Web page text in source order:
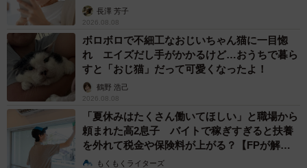
解説】長澤 芳子
2026.08.08
ボロボロで不細工なおじいちゃん猫に一目惚
れ エイズだし手がかかるけど…おうちで暮ら
すと「おじ猫」だって可愛くなったよ！
鶴野 浩己
2026.08.08
「夏休みはたくさん働いてほしい」と職場から
頼まれた高2息子 バイトで稼ぎすぎると扶養
を外れて税金や保険料が上がる？【FPが解
説】もくもくライターズ